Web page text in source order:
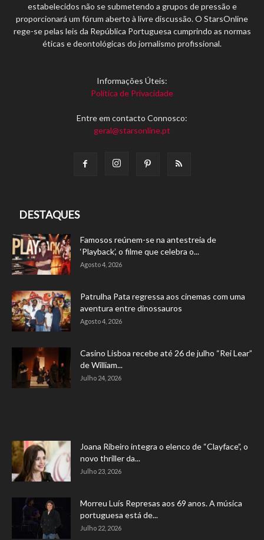
estabelecidos não se submetendo a grupos de pressão e
proporcionará um fórum aberto à livre discussão. O StarsOnline
rege-se pelas leis da República Portuguesa cumprindo as normas
éticas e deontológicas do jornalismo profissional.
Informações Úteis:
Política de Privacidade
Entre em contacto Connosco:
geral@starsonline.pt
DESTAQUES
Famosos reúnem-se na antestreia de
‘Playback’, o filme que celebra o...
Agosto 4, 2026
Patrulha Pata regressa aos cinemas com uma
aventura entre dinossauros
Agosto 4, 2026
Casino Lisboa recebe até 26 de julho “Rei Lear”
de William...
Julho 24, 2026
Joana Ribeiro integra o elenco de “Clayface”, o
novo thriller da...
Julho 23, 2026
Morreu Luís Represas aos 69 anos. A música
portuguesa está de...
Julho 22, 2026